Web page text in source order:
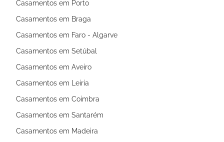
Casamentos em Porto
Casamentos em Braga
Casamentos em Faro - Algarve
Casamentos em Setúbal
Casamentos em Aveiro
Casamentos em Leiria
Casamentos em Coimbra
Casamentos em Santarém
Casamentos em Madeira